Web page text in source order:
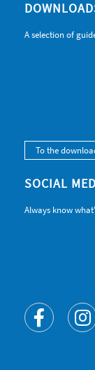
A selection of
To the
SOCIAL
Always know